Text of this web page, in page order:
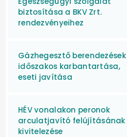
biztosítása a BKV Zrt.
rendezvényeihez
Gázhegesztő berendezések
időszakos karbantartása,
eseti javítása
HÉV vonalakon peronok
arculatjavító felújításának
kivitelezése